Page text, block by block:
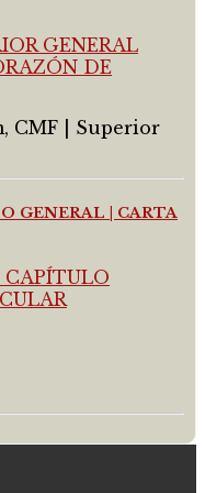
CMF | Superior
GENERAL | CARTA